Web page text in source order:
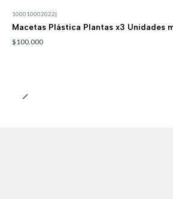
100010002022|
Macetas Plástica Plantas x3 Unidades
$100.000